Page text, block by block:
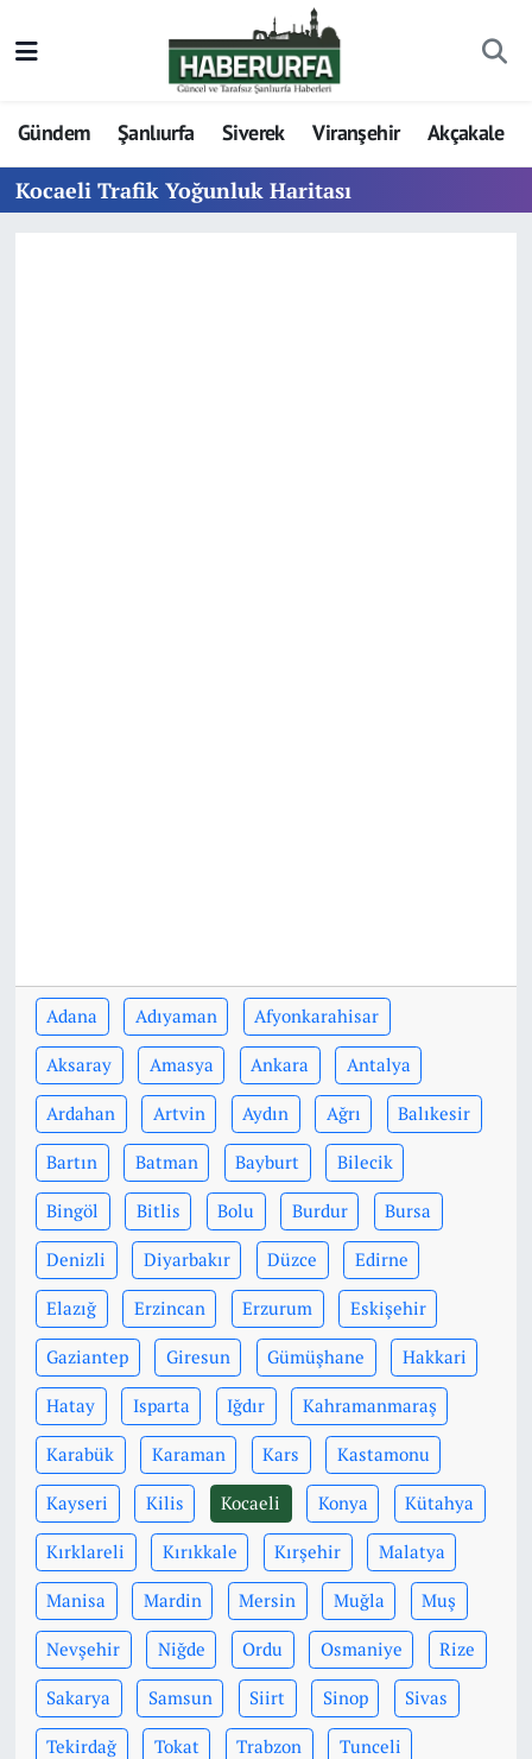
Gündem Şanlıurfa Siverek Viranşehir Akçakale
Kocaeli Trafik Yoğunluk Haritası
Adana Adıyaman Afyonkarahisar
Aksaray Amasya Ankara Antalya
Ardahan Artvin Aydın Ağrı Balıkesir
Bartın Batman Bayburt Bilecik
Bingöl Bitlis Bolu Burdur Bursa
Denizli Diyarbakır Düzce Edirne
Elazığ Erzincan Erzurum Eskişehir
Gaziantep Giresun Gümüşhane Hakkari
Hatay Isparta Iğdır Kahramanmaraş
Karabük Karaman Kars Kastamonu
Kayseri Kilis Kocaeli Konya Kütahya
Kırklareli Kırıkkale Kırşehir Malatya
Manisa Mardin Mersin Muğla Muş
Nevşehir Niğde Ordu Osmaniye Rize
Sakarya Samsun Siirt Sinop Sivas
Tekirdağ Tokat Trabzon Tunceli